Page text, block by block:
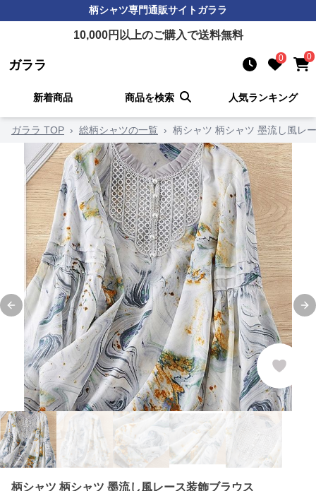
柄シャツ専門通販サイトガララ
10,000円以上のご購入で送料無料
ガララ 0 0
新着商品 商品を検索 人気ランキング
ガララ TOP › 総柄シャツの一覧 › 柄シャツ 柄シャツ 墨流し風レ
Previous slide
柄シャツ 柄シャツ 墨流し風レース装飾ブラウス